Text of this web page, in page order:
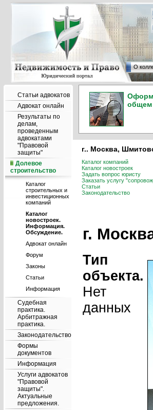
О
Статьи адвокатов
Адвокат онлайн
Результаты по
делам,
проведенным
адвокатами
"Правовой
защиты"
Долевое
строительство
Каталог
строительных и
инвестиционных
компаний
Каталог
новостроек.
Информация.
Обсуждение.
Адвокат онлайн
Форум
Законы
Статьи
Информация
Судебная
практика.
Арбитражная
практика.
Законодательство
Формы
документов
Информация
Услуги адвокатов
"Правовой
защиты".
Актуальные
предложения.
общем
г.. Москва,
Каталог компаний
Каталог новостроек
Задать вопрос юристу
Заказать услугу
Статьи
Законодательство
г.
Тип
объекта.
Нет
данных